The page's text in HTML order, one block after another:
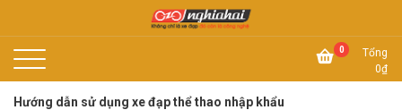
Xe đạp Nhật Nghĩa Hải 0
Tổng
0₫
Hướng dẫn sử dụng xe đạp thể thao nhập khẩu